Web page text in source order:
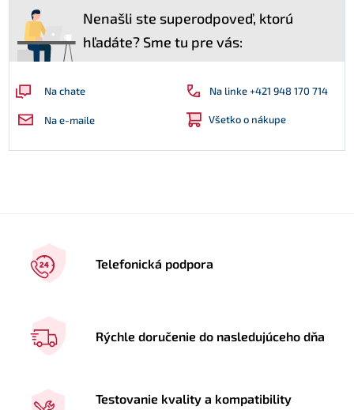
Nenašli ste superodpoveď, ktorú
hľadáte? Sme tu pre vás:
Na chate Na linke +421 948 170 714
Na e-maile Všetko o nákupe
Telefonická podpora
Rýchle doručenie do nasledujúceho dňa
Testovanie kvality a kompatibility